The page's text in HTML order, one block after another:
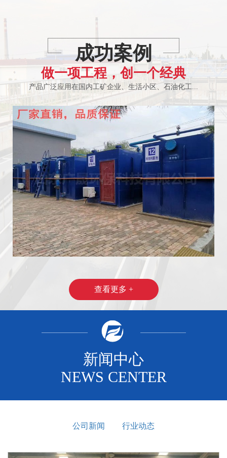
生活污水处理装置 生活污水一体化
新农村污水处理一体化装置 农村生活污水处理设备
生活污水处理设备
生活污水处理设备 高速公路服务区污水处理设
成功案例
做一项工程，创一个经典
产品广泛应用在国内工矿企业、生活小区、石油化工...
Previous
查看更多 +
新闻中心
NEWS CENTER
公司新闻 行业动态